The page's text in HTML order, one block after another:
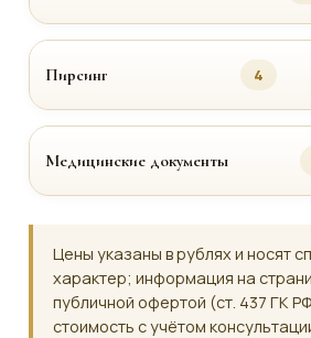
Пирсинг 4
Медицинские документы
Цены указаны в рублях и носят
характер; информация на
публичной офертой (ст. 437 ГК
стоимость с учётом